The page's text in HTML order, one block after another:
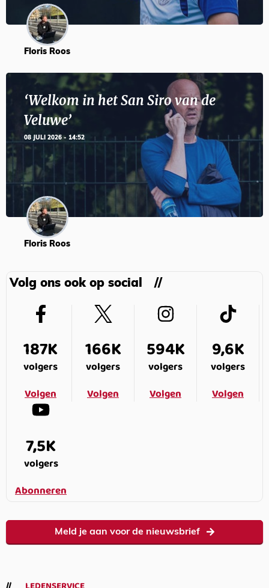
Floris Roos
‘Welkom in het San Siro van de
Veluwe’
08 JULI 2026 - 14:52
Floris Roos
Volg ons ook op social
187K
volgers
Volgen
166K
volgers
Volgen
594K
volgers
Volgen
9,6K
volgers
Volgen
7,5K
volgers
Abonneren
Meld je aan voor de nieuwsbrief